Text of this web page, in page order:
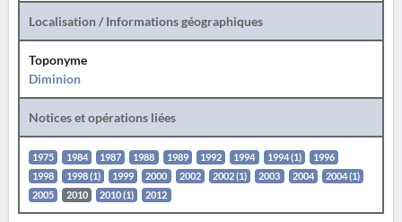
Localisation / Informations géographiques
Toponyme
Diminion
Notices et opérations liées
1975 1984 1987 1988 1989 1992 1994 1994 (1)
1996
1998
1998 (1) 1999 2000 2002 2002 (1) 2003 2004
2004 (1)
2005
2010 2010 (1) 2012